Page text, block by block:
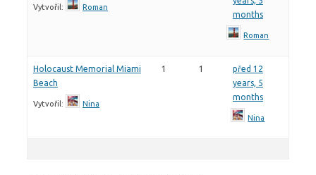
Vytvořil: Roman
months
Roman
Holocaust Memorial Miami
Beach
Vytvořil: Nina
1 1
před 12
years, 5
months
Nina